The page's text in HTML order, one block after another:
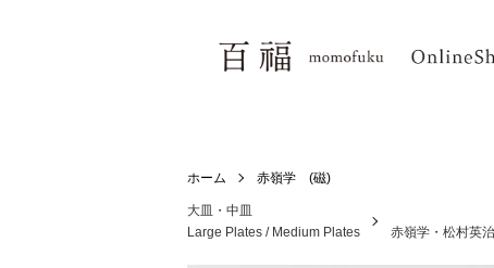
ホーム 赤嶺学 (磁)
大皿・中皿
Large Plates / Medium Plates
赤嶺学・松村英